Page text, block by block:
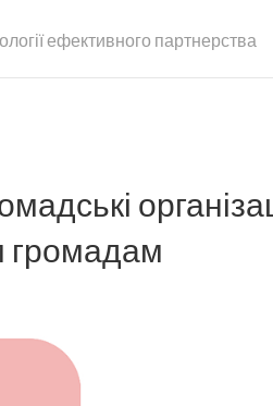
ефективного партнерства
громадам